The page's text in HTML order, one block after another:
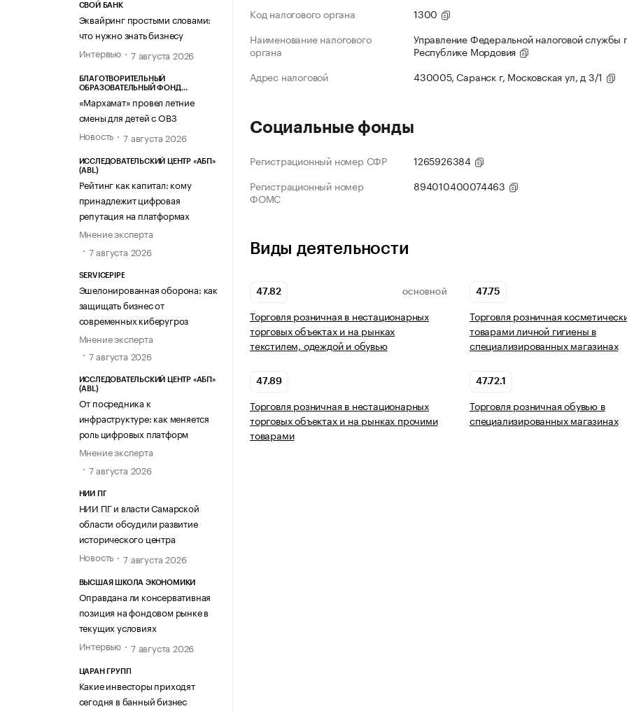
СВОЙ БАНК
Эквайринг простыми словами:
что нужно знать бизнесу
Интервью
7 августа 2026
БЛАГОТВОРИТЕЛЬНЫЙ
ОБРАЗОВАТЕЛЬНЫЙ ФОНД
«Мархамат» провел летние
смены для детей с ОВЗ
Новость
7 августа 2026
ИССЛЕДОВАТЕЛЬСКИЙ ЦЕНТР «АБП»
(ABL)
Рейтинг как капитал: кому
принадлежит цифровая
репутация на платформах
Мнение эксперта
7 августа 2026
SERVICEPIPE
Эшелонированная оборона: как
защищать бизнес от
современных киберугроз
Мнение эксперта
7 августа 2026
ИССЛЕДОВАТЕЛЬСКИЙ ЦЕНТР «АБП»
(ABL)
От посредника к
инфраструктуре: как меняется
роль цифровых платформ
Мнение эксперта
7 августа 2026
НИИ ПГ
НИИ ПГ и власти Самарской
области обсудили развитие
исторического центра
Новость
7 августа 2026
ВЫСШАЯ ШКОЛА ЭКОНОМИКИ
Оправдана ли консервативная
позиция на фондовом рынке в
текущих условиях
Интервью
7 августа 2026
ЦАРАН ГРУПП
Какие инвесторы приходят
сегодня в банный бизнес
Код налогового органа
1300
Наименование налогового
органа
Управление Федеральной налоговой службы
Республике Мордовия
Адрес налоговой
430005, Саранск г, Московская ул, д 3/1
Социальные фонды
Регистрационный номер СФР
1265926384
Регистрационный номер
ФОМС
894010400074463
Виды деятельности
47.82 ОСНОВНОЙ
Торговля розничная в нестационарных
торговых объектах и на рынках
текстилем, одеждой и обувью
47.75
Торговля розничная
товарами личной гигиены в
специализированных магазинах
47.89
Торговля розничная в нестационарных
торговых объектах и на рынках прочими
товарами
47.72.1
Торговля розничная обувью в
специализированных магазинах